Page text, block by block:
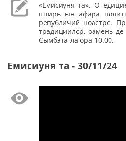
«Емисиуня та». О
штирь ын афара
републичий ноастре.
традициилор, оамень
Сымбэта ла ора 10.00.
Емисиуня та - 30/11/24